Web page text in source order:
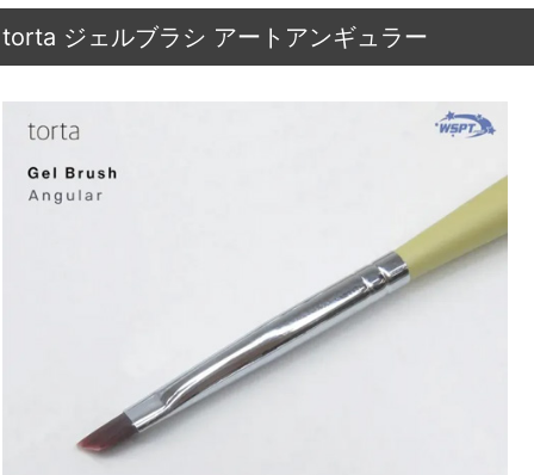
torta ジェルブラシ アートアンギュラー